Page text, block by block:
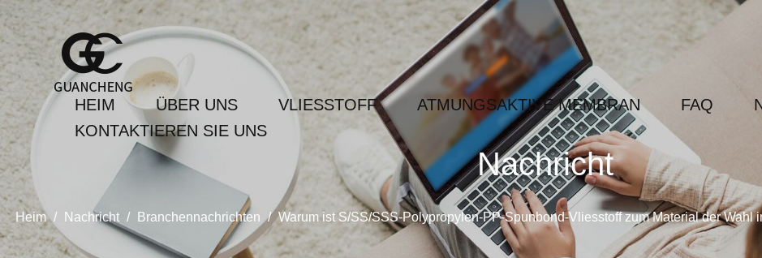
HEIM ÜBER UNS VLIESSTOFF ATMUNGSAKTIVE MEMBRAN FAQ
KONTAKTIEREN SIE UNS
Nachricht
Heim / Nachricht / Branchennachrichten / Warum ist S/SS/SSS-Polypropylen-PP-Spunbond-Vliesstoff zum Material der